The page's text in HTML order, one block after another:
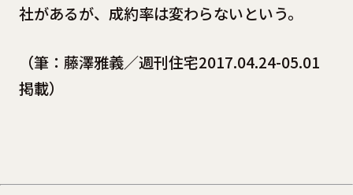
社があるが、成約率は変わらないという。
（筆：藤澤雅義／週刊住宅2017.04.24-05.01
掲載）